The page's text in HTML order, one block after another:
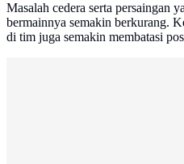
Masalah cedera serta persaingan
bermainnya semakin berkurang.
di tim juga semakin membatasi